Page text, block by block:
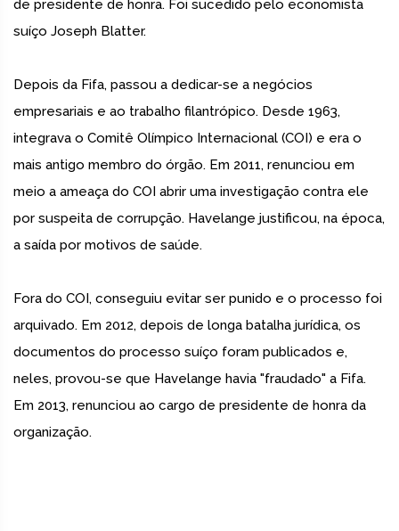
de presidente de honra. Foi sucedido pelo economista
suíço Joseph Blatter.
Depois da Fifa, passou a dedicar-se a negócios
empresariais e ao trabalho filantrópico. Desde 1963,
integrava o Comitê Olímpico Internacional (COI) e era o
mais antigo membro do órgão. Em 2011, renunciou em
meio a ameaça do COI abrir uma investigação contra ele
por suspeita de corrupção. Havelange justificou, na época,
a saída por motivos de saúde.
Fora do COI, conseguiu evitar ser punido e o processo foi
arquivado. Em 2012, depois de longa batalha jurídica, os
documentos do processo suíço foram publicados e,
neles, provou-se que Havelange havia "fraudado" a Fifa.
Em 2013, renunciou ao cargo de presidente de honra da
organização.